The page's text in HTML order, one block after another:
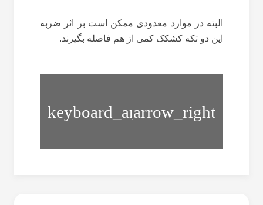
البته در موارد معدودی ممکن است بر اثر ضربه
این دو تکه کشکک کمی از هم فاصله بگیرند.
منیسک
زانو
درد